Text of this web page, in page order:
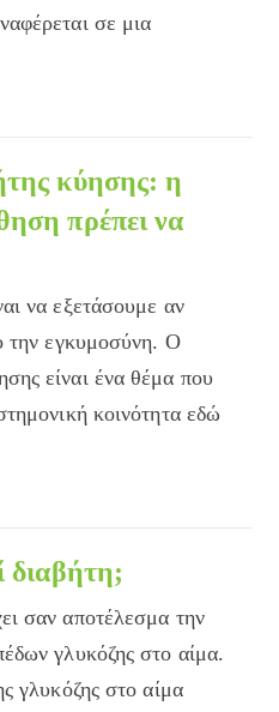
σε μια
κύησης: η
πρέπει να
να εξετάσουμε αν
την εγκυμοσύνη. Ο
είναι ένα θέμα που
κοινότητα εδώ
διαβήτη;
σαν αποτέλεσμα την
γλυκόζης στο αίμα.
γλυκόζης στο αίμα